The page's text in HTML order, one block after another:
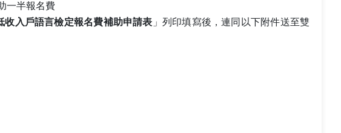
一半報名費
收入戶語言檢定報名費補助申請表 」列印填寫後，連同以下附件送至雙